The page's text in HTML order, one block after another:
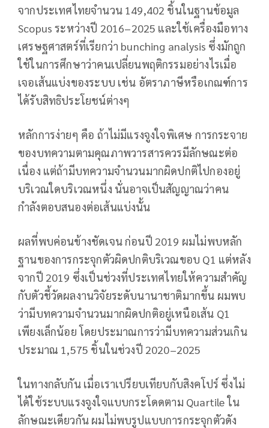
จากประเทศไทยจำนวน 149,402 ชิ้นในฐานข้อมูล
Scopus ระหว่างปี 2016–2025 และใช้เครื่องมือทาง
เศรษฐศาสตร์ที่เรียกว่า bunching analysis ซึ่งมักถูก
ใช้ในการศึกษาว่าคนเปลี่ยนพฤติกรรมอย่างไรเมื่อ
เจอเส้นแบ่งของระบบ เช่น อัตราภาษีหรือเกณฑ์การ
ได้รับสิทธิประโยชน์ต่างๆ
หลักการง่ายๆ คือ ถ้าไม่มีแรงจูงใจพิเศษ การกระจาย
ของบทความตามคุณภาพวารสารควรมีลักษณะต่อ
เนื่อง แต่ถ้ามีบทความจำนวนมากผิดปกติไปกองอยู่
บริเวณใดบริเวณหนึ่ง นั่นอาจเป็นสัญญาณว่าคน
กำลังตอบสนองต่อเส้นแบ่งนั้น
ผลที่พบค่อนข้างชัดเจน ก่อนปี 2019 ผมไม่พบหลัก
ฐานของการกระจุกตัวผิดปกติบริเวณขอบ Q1 แต่หลัง
จากปี 2019 ซึ่งเป็นช่วงที่ประเทศไทยให้ความสำคัญ
กับตัวชี้วัดผลงานวิจัยระดับนานาชาติมากขึ้น ผมพบ
ว่ามีบทความจำนวนมากผิดปกติอยู่เหนือเส้น Q1
เพียงเล็กน้อย โดยประมาณการว่ามีบทความส่วนเกิน
ประมาณ 1,575 ชิ้นในช่วงปี 2020–2025
ในทางกลับกัน เมื่อเราเปรียบเทียบกับสิงคโปร์ ซึ่งไม่
ได้ใช้ระบบแรงจูงใจแบบกระโดดตาม Quartile ใน
ลักษณะเดียวกัน ผมไม่พบรูปแบบการกระจุกตัวดัง